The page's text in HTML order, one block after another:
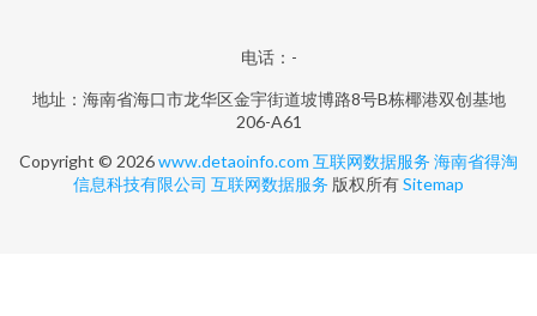
电话：-
地址：海南省海口市龙华区金宇街道坡博路8号B栋椰港双创基地
206-A61
Copyright © 2026www.detaoinfo.com 互联网数据服务 海南省得淘
信息科技有限公司 互联网数据服务 版权所有Sitemap